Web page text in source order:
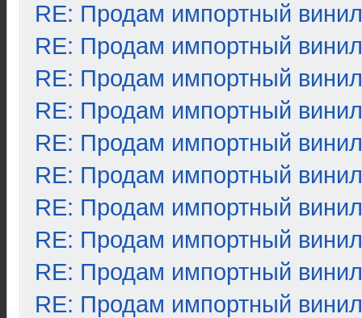
RE: Продам импортный винил
RE: Продам импортный винил
RE: Продам импортный винил
RE: Продам импортный винил
RE: Продам импортный винил
RE: Продам импортный винил
RE: Продам импортный винил
RE: Продам импортный винил
RE: Продам импортный винил
RE: Продам импортный винил